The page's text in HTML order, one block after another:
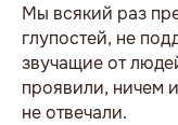
Мы всякий раз
глупостей, не
звучащие от
проявили, ничем
не отвечали.